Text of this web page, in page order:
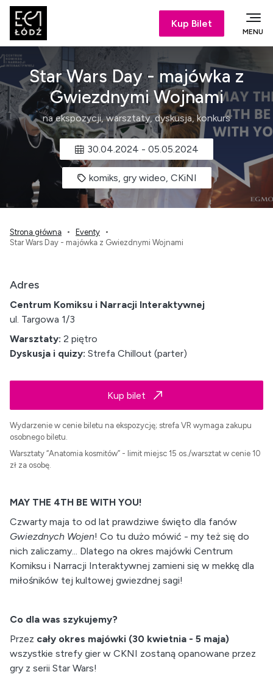
Kup Bilet
MENU
Star Wars Day - majówka z
Gwiezdnymi Wojnami
na ekspozycji, warsztaty, dyskusja, konkurs
30.04.2024 - 05.05.2024
komiks, gry wideo, CKiNI
Strona główna
Eventy
Star Wars Day - majówka z Gwiezdnymi Wojnami
MAY THE 4TH BE WITH YOU!
Czwarty maja to od lat prawdziwe święto dla fanów
Gwiezdnych Wojen! Co tu dużo mówić - my też się do
nich zaliczamy... Dlatego na okres majówki Centrum
Komiksu i Narracji Interaktywnej zamieni się w mekkę dla
miłośników tej kultowej gwiezdnej sagi!
Co dla was szykujemy?
Przez cały okres majówki (30 kwietnia - 5 maja)
wszystkie strefy gier w CKNI zostaną opanowane przez
gry z serii Star Wars!
Adres
Centrum Komiksu i Narracji Interaktywnej
ul. Targowa 1/3
Warsztaty: 2 piętro
Dyskusja i quizy: Strefa Chillout (parter)
Kup bilet
Wydarzenie w cenie biletu na ekspozycję; strefa VR wymaga zakupu
osobnego biletu.
Warsztaty “Anatomia kosmitów” - limit miejsc 15 os./warsztat w cenie 10
zł za osobę.